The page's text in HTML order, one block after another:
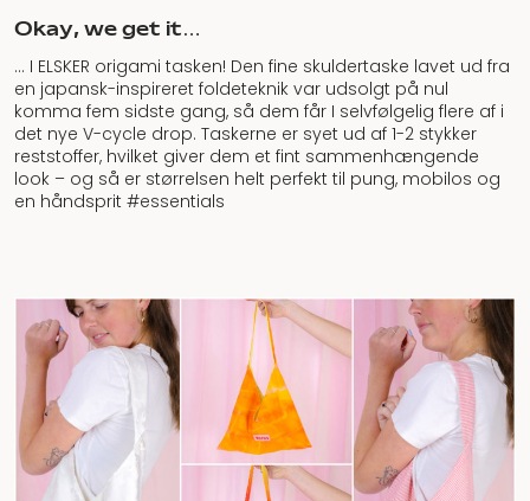
Okay, we get it…
… I ELSKER origami tasken! Den fine skuldertaske lavet ud fra
en japansk-inspireret foldeteknik var udsolgt på nul
komma fem sidste gang, så dem får I selvfølgelig flere af i
det nye V-cycle drop. Taskerne er syet ud af 1-2 stykker
reststoffer, hvilket giver dem et fint sammenhængende
look – og så er størrelsen helt perfekt til pung, mobilos og
en håndsprit #essentials